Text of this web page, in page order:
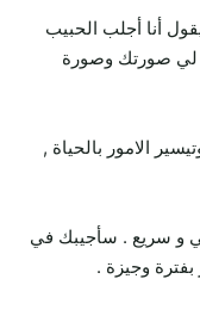
أنا أجلب الحبيب
لي صورتك وصورة
الامور بالحياة ,
و سريع . سأجيبك في
وجيزة .